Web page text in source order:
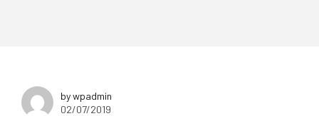
by wpadmin
02/07/2019